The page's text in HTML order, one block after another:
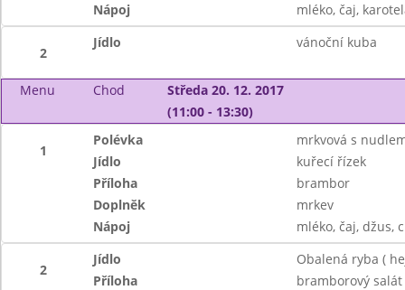
Nápoj
mléko, čaj,
2
Jídlo vánoční kuba
Menu Chod
Středa 20. 12. 2017
(11:00 - 13:30)
1
Polévka
mrkvová s
Jídlo
kuřecí řízek
Příloha
brambor
Doplněk
mrkev
Nápoj
mléko, čaj, džus,
2
Jídlo
Obalená ryba (
Příloha
bramborový